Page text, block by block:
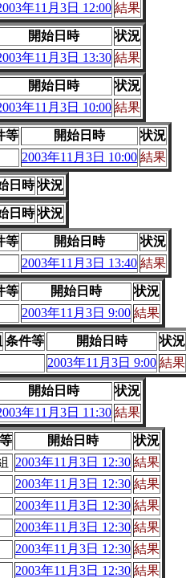
年11月3日 12:00 結果
開始日時
状況
年11月3日 13:30 結果
開始日時
状況
年11月3日 10:00 結果
等 開始日時
状況
2003年11月3日 10:00 結果
日時 状況
日時 状況
等 開始日時
状況
2003年11月3日 13:40 結果
等 開始日時
状況
2003年11月3日 9:00 結果
条件等 開始日時
状況
2003年11月3日 9:00 結果
開始日時
状況
年11月3日 11:30 結果
開始日時
状況
2003年11月3日 12:30 結果
2003年11月3日 12:30 結果
2003年11月3日 12:30 結果
2003年11月3日 12:30 結果
2003年11月3日 12:30 結果
2003年11月3日 12:30 結果